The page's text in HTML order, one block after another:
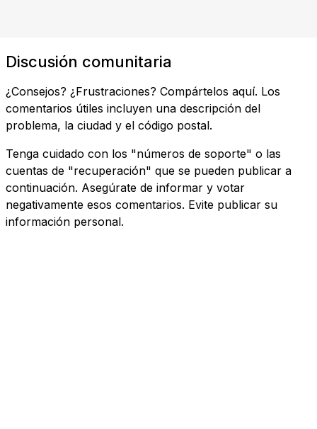
Discusión comunitaria
¿Consejos? ¿Frustraciones? Compártelos aquí. Los
comentarios útiles incluyen una descripción del
problema, la ciudad y el código postal.
Tenga cuidado con los "números de soporte" o las
cuentas de "recuperación" que se pueden publicar a
continuación. Asegúrate de informar y votar
negativamente esos comentarios. Evite publicar su
información personal.